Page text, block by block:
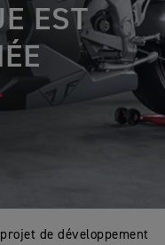
EST
de développement